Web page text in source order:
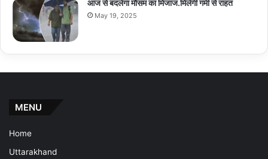
आज से बदलेगा मौसम का मिजाज.मिलेगी गर्मी से राहत
May 19, 2025
MENU
Home
Uttarakhand